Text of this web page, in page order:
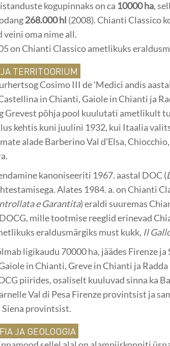
kogupinnaks on ca 10000 ha,
268.000 hl (2008). Chianti Classico
veini oma nime all.
on Chianti Classico ametlikuks
TERRITOORIUM
Cosimo III de ‘Medici andis
in Chianti, Gaiole in Chianti ja
Grevest põhja pool kuulutati ametlikult
kehtis kuni juulini 1932, kui Itaalia
alade Barberino Val d’Elsa,
kanoniseeriti 1967. aastal DOC (
Alates 1984. a. on Chianti
e Garantita) eraldi suuremas
mille tootmise reeglid erinevad
eraldusmärgiks must kukk, Il
ligikaudu 70000 ha, jäädes Firenze
in Chianti, Greve in Chianti ja
piirides, osaliselt kuuluvad sinna ka
Val di Pesa Firenze provintsist ja
Siena provintsist.
JA GEOLOOGIA